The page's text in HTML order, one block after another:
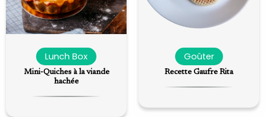
Lunch Box
Mini-Quiches à la viande
hachée
Goûter
Recette Gaufre Rita